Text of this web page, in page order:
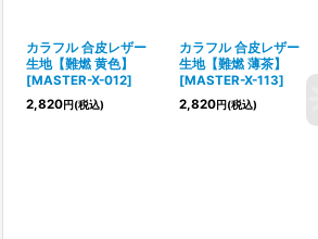
カラフル 合皮レザー
生地【難燃 黄色】
[MASTER-X-012]
2,820円(税込)
カラフル 合皮レザー
生地【難燃 薄茶】
[MASTER-X-113]
2,820円(税込)